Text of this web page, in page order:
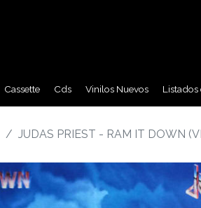
Cassette Cds Vinilos Nuevos
JUDAS PRIEST - RAM IT DOWN